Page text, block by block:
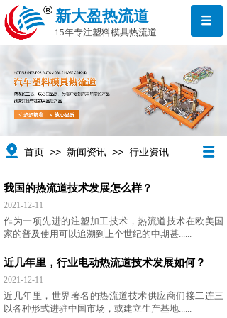
®
15年专注塑料模具热流道
新大盈热流道
首页 >> 新闻资讯 >> 行业资讯
我国的热流道技术发展怎么样？
2021-12-11
作为一项先进的注塑加工技术，热流道技术在欧美国
家的普及使用可以追溯到上个世纪的中期甚......
近几年里，行业电动热流道技术发展如何？
2021-12-11
近几年里，世界著名的热流道技术供应商们接二连三
以各种形式进驻中国市场，或建立生产基地......